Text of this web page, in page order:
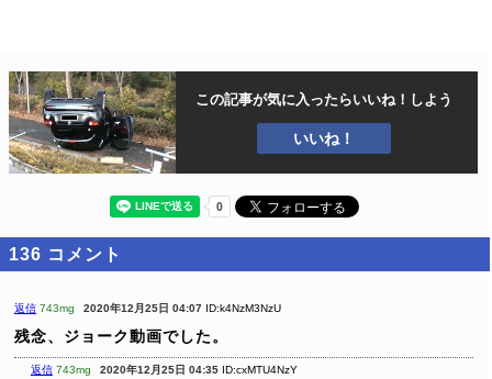
この記事が気に入ったらいいね！しよう
いいね！
136 コメント
返信 743mg 2020年12月25日 04:07 ID:k4NzM3NzU
残念、ジョーク動画でした。
返信 743mg 2020年12月25日 04:35 ID:cxMTU4NzY